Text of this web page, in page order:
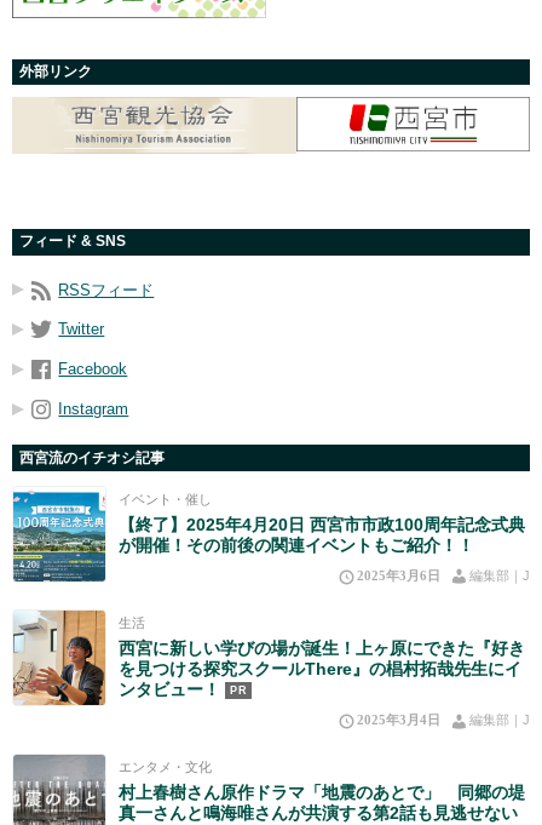
外部リンク
フィード & SNS
RSSフィード
Twitter
Facebook
Instagram
西宮流のイチオシ記事
イベント・催し
【終了】2025年4月20日 西宮市市政100周年記念式典
が開催！その前後の関連イベントもご紹介！！
2025年3月6日 編集部｜J
生活
西宮に新しい学びの場が誕生！上ヶ原にできた『好き
を見つける探究スクールThere』の椙村拓哉先生にイ
ンタビュー！
PR
2025年3月4日 編集部｜J
エンタメ・文化
村上春樹さん原作ドラマ「地震のあとで」 同郷の堤
真一さんと鳴海唯さんが共演する第2話も見逃せない